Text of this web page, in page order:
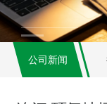
公司新闻